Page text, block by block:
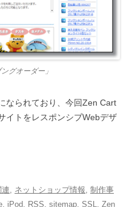
グオーダー」
なられており、今回Zen Cart
イトをレスポンシブWebデザ
ネットショップ情報 制作事
iPod RSS sitemap SSL
Zen